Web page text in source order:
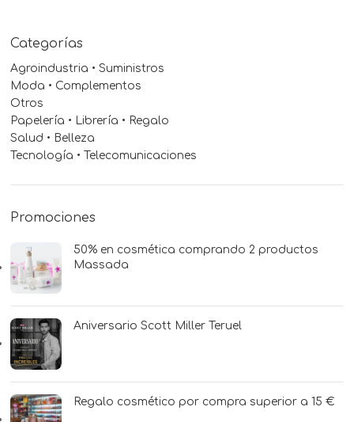
Categorías
Agroindustria • Suministros
Moda • Complementos
Otros
Papelería • Librería • Regalo
Salud • Belleza
Tecnología • Telecomunicaciones
Promociones
50% en cosmética comprando 2 productos
Massada
Aniversario Scott Miller Teruel
Regalo cosmético por compra superior a 15 €